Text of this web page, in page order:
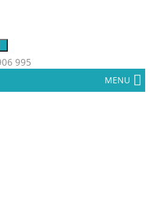
995
MENU